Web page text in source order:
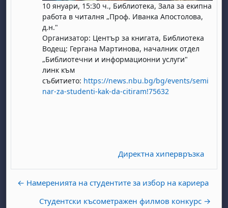
10 януари, 15:30 ч., Библиотека, Зала за екипна
работа в читалня „Проф. Иванка Апостолова,
д.н."
Организатор: Център за книгата, Библиотека
Водещ: Гергана Мартинова, началник отдел
„Библиотечни и информационни услуги"
линк към
събитието: https://news.nbu.bg/bg/events/semi
nar-za-studenti-kak-da-citiram!75632
Директна хипервръзка
← Намеренията на студентите за избор на кариера
Студентски късометражен филмов конкурс →
август
август
22 август
неделя, 23 август
август
август
29 август
неделя, 30 август